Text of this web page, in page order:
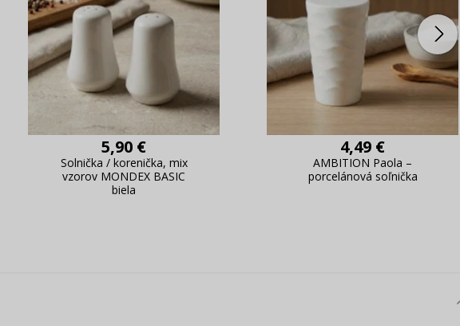
5,90 €
Solnička / korenička, mix
vzorov MONDEX BASIC
biela
4,49 €
AMBITION Paola –
porcelánová soľnička